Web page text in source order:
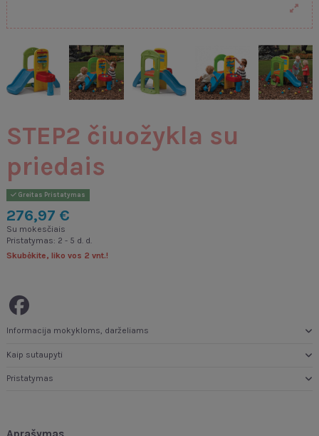
STEP2 čiuožykla su
priedais
Greitas Pristatymas
276,97 €
Su mokesčiais
Pristatymas: 2 - 5 d. d.
Skubėkite, liko vos 2 vnt.!
Informacija mokykloms, darželiams
Kaip sutaupyti
Pristatymas